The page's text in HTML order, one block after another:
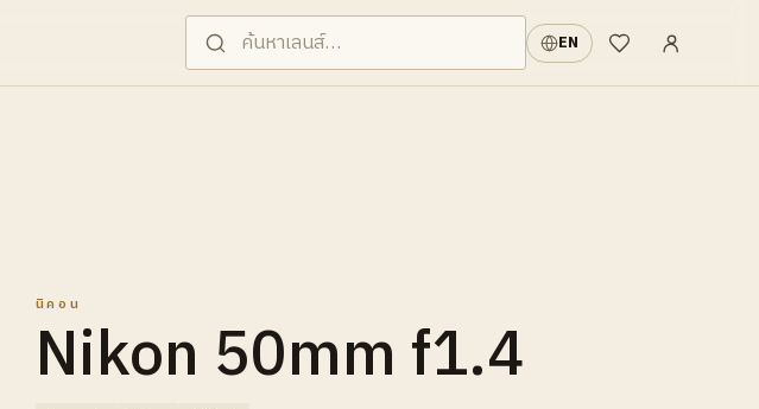
EN รายการที่อยากได้
เข้าสู่ระบบ
นิคอน
Nikon 50mm f1.4